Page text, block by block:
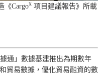
《Cargox 項目建議報告》所載
通」數據基建推出為期數年
貿易數據，優化貿易融資的數